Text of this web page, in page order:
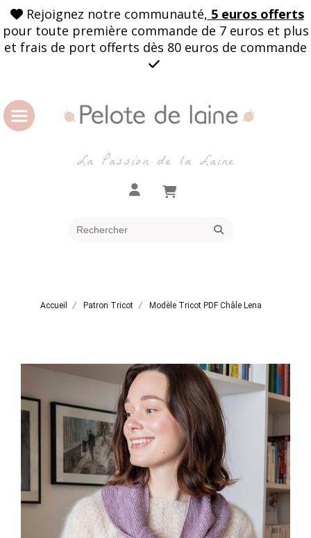
 Rejoignez notre communauté, 5 euros offerts
pour toute première commande de 7 euros et plus
et frais de port offerts dès 80 euros de commande

La Passion de la Laine
Accueil Patron Tricot Modèle Tricot PDF Châle Lena